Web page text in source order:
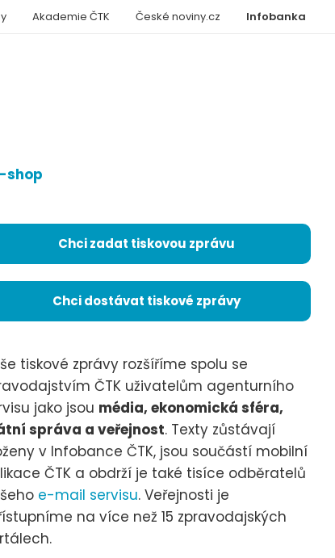
shop
Infobanka
Akademie ČTK České noviny.cz
Chci zadat tiskovou zprávu
Chci dostávat tiskové zprávy
tiskové zprávy rozšíříme spolu se
ČTK uživatelům agenturního
jako jsou média, ekonomická sféra,
správa a veřejnost. Texty zůstávají
v Infobance ČTK, jsou součástí mobilní
ČTK a obdrží je také tisíce odběratelů
e-mail servisu. Veřejnosti je
na více než 15 zpravodajských